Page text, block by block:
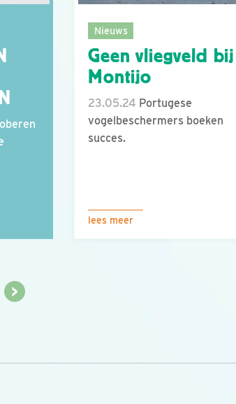
Nieuws
Geen vliegveld bij
Montijo
23.05.24 Portugese
vogelbeschermers boeken
succes.
lees meer
>